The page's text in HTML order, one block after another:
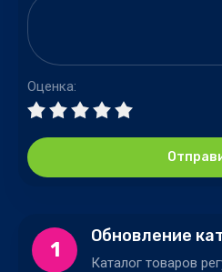
Оценка:
1
Обновление
Каталог товаров